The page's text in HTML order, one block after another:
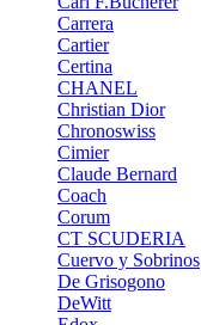
Carrera
Cartier
Certina
CHANEL
Christian Dior
Chronoswiss
Cimier
Claude Bernard
Coach
Corum
CT SCUDERIA
Cuervo y Sobrinos
De Grisogono
DeWitt